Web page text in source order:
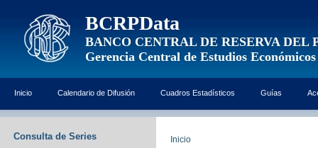
BCRPData
BANCO CENTRAL DE RESERVA DEL
Gerencia Central de Estudios Económicos
Inicio Calendario de Difusión Cuadros Estadísticos Guías
Consulta de Series Inicio